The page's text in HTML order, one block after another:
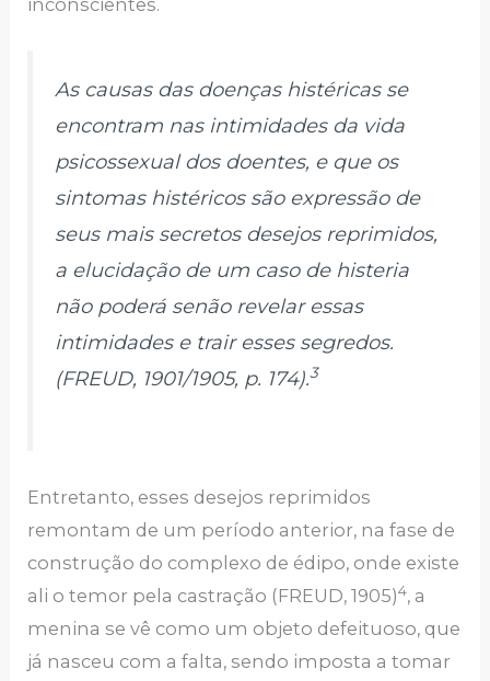
As causas das doenças histéricas se
encontram nas intimidades da vida
psicossexual dos doentes, e que os
sintomas histéricos são expressão de
seus mais secretos desejos reprimidos,
a elucidação de um caso de histeria
não poderá senão revelar essas
intimidades e trair esses segredos.
(FREUD, 1901/1905, p. 174).3
Entretanto, esses desejos reprimidos
remontam de um período anterior, na fase de
construção do complexo de édipo, onde existe
ali o temor pela castração (FREUD, 1905)4, a
menina se vê como um objeto defeituoso, que
já nasceu com a falta, sendo imposta a tomar